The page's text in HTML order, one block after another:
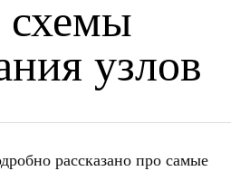
схемы
узлов
рассказано про самые